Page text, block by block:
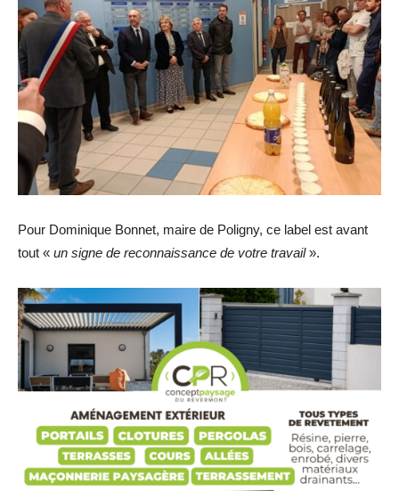
Pour Dominique Bonnet, maire de Poligny, ce label est avant
tout « un signe de reconnaissance de votre travail».